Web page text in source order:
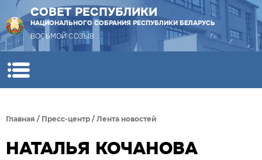
СОВЕТ РЕСПУБЛИКИ
НАЦИОНАЛЬНОГО СОБРАНИЯ РЕСПУБЛИКИ БЕЛАРУСЬ
ВОСЬМОЙ СОЗЫВ
Главная / Пресс-центр / Лента новостей
НАТАЛЬЯ КОЧАНОВА